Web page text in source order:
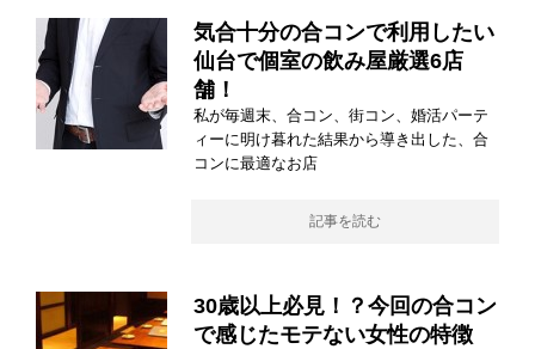
気合十分の合コンで利用したい
仙台で個室の飲み屋厳選6店
舗！
私が毎週末、合コン、街コン、婚活パーテ
ィーに明け暮れた結果から導き出した、合
コンに最適なお店
記事を読む
30歳以上必見！？今回の合コン
で感じたモテない女性の特徴